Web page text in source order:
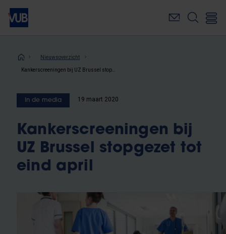
Overslaan
naar
inhoudKruimelpad
Nieuwsoverzicht
In de media 19 maart 2020
Kankerscreeningen bij
UZ Brussel stopgezet tot
eind april